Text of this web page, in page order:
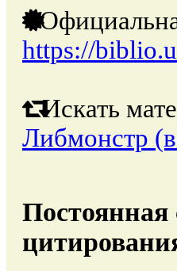
https://
Искать
Либмонстр
Постоянная